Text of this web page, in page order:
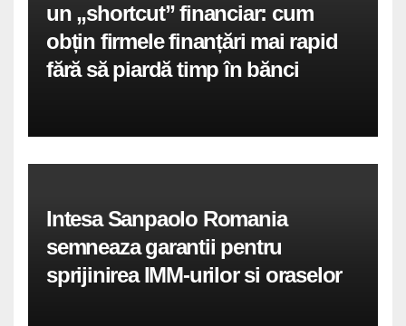
un „shortcut” financiar: cum
obțin firmele finanțări mai rapid
fără să piardă timp în bănci
Intesa Sanpaolo Romania
semneaza garantii pentru
sprijinirea IMM-urilor si oraselor